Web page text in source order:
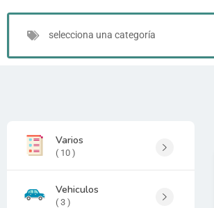
selecciona una categoría
Varios
( 10 )
Vehiculos
( 3 )